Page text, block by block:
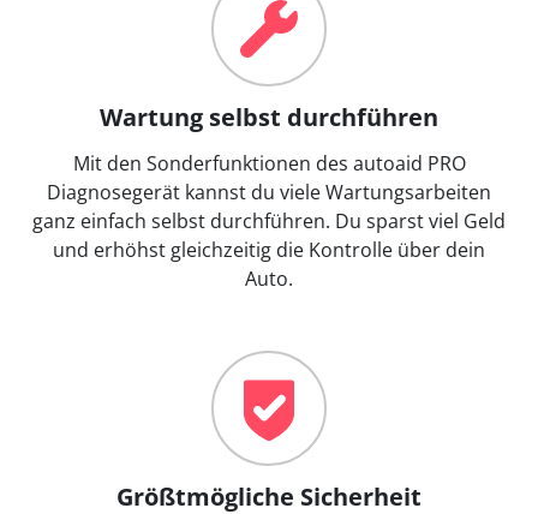
Wartung selbst durchführen
Mit den Sonderfunktionen des autoaid PRO
Diagnosegerät kannst du viele Wartungsarbeiten
ganz einfach selbst durchführen. Du sparst viel Geld
und erhöhst gleichzeitig die Kontrolle über dein
Auto.
Größtmögliche Sicherheit